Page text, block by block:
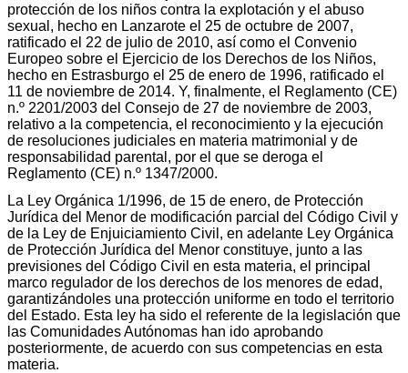
protección de los niños contra la explotación y el abuso
sexual, hecho en Lanzarote el 25 de octubre de 2007,
ratificado el 22 de julio de 2010, así como el Convenio
Europeo sobre el Ejercicio de los Derechos de los Niños,
hecho en Estrasburgo el 25 de enero de 1996, ratificado el
11 de noviembre de 2014. Y, finalmente, el Reglamento (CE)
n.º 2201/2003 del Consejo de 27 de noviembre de 2003,
relativo a la competencia, el reconocimiento y la ejecución
de resoluciones judiciales en materia matrimonial y de
responsabilidad parental, por el que se deroga el
Reglamento (CE) n.º 1347/2000.
La Ley Orgánica 1/1996, de 15 de enero, de Protección
Jurídica del Menor de modificación parcial del Código Civil y
de la Ley de Enjuiciamiento Civil, en adelante Ley Orgánica
de Protección Jurídica del Menor constituye, junto a las
previsiones del Código Civil en esta materia, el principal
marco regulador de los derechos de los menores de edad,
garantizándoles una protección uniforme en todo el territorio
del Estado. Esta ley ha sido el referente de la legislación que
las Comunidades Autónomas han ido aprobando
posteriormente, de acuerdo con sus competencias en esta
materia.